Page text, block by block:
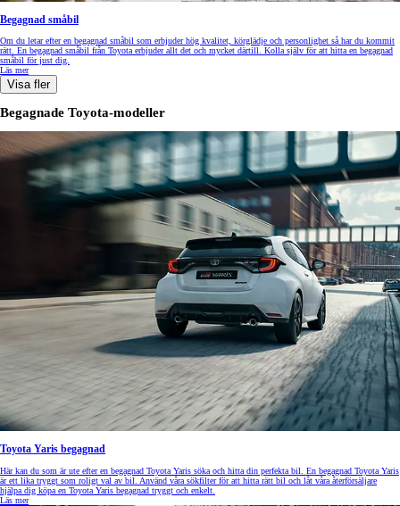
Begagnad småbil
Om du letar efter en begagnad småbil som erbjuder hög kvalitet, körglädje och personlighet så har du kommit
rätt. En begagnad småbil från Toyota erbjuder allt det och mycket därtill. Kolla själv för att hitta en begagnad
småbil för just dig.
Läs mer
Visa fler
Begagnade Toyota-modeller
Toyota Yaris begagnad
Här kan du som är ute efter en begagnad Toyota Yaris söka och hitta din perfekta bil. En begagnad Toyota Yaris
är ett lika tryggt som roligt val av bil. Använd våra sökfilter för att hitta rätt bil och låt våra återförsäljare
hjälpa dig köpa en Toyota Yaris begagnad tryggt och enkelt.
Läs mer